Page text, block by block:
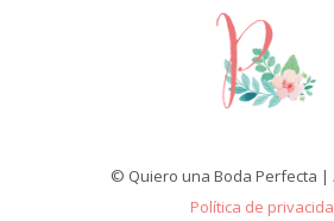
© Quiero una Boda Perfecta |
Política de